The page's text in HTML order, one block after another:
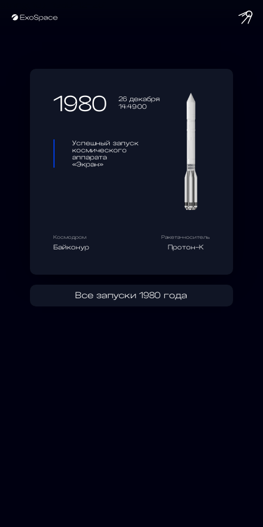
1980
26 декабря
14:49:00
Успешный запуск
космического
аппарата
«Экран»
Космодром
Байконур
Ракета-носитель
Протон-К
Все запуски 1980 года